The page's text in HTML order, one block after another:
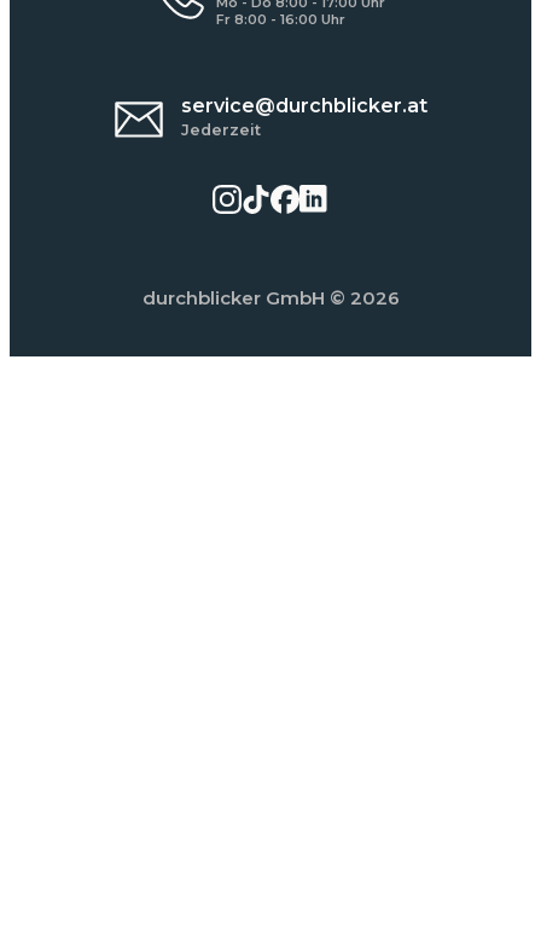
Fr 8:00 - 16:00 Uhr
service@durchblicker.at
Jederzeit
durchblicker GmbH © 2026